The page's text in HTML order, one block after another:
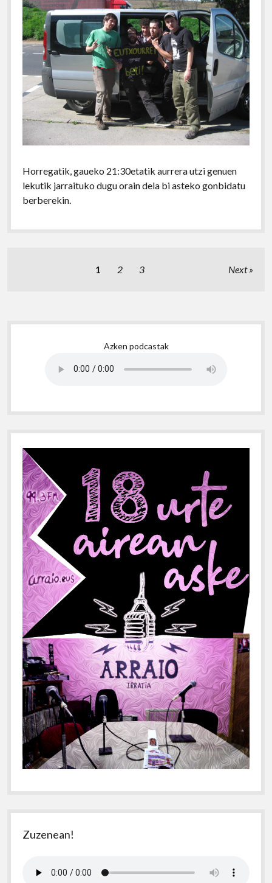
Horregatik, gaueko 21:30etatik aurrera utzi genuen
lekutik jarraituko dugu orain dela bi asteko gonbidatu
berberekin.
1 2 3 Next
Sidebar
Azken podcastak
Zuzenean!